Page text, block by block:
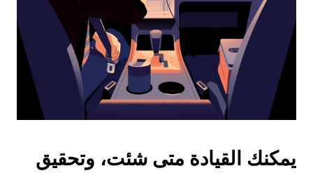
يمكنك القيادة متى شئت، وتحقيق